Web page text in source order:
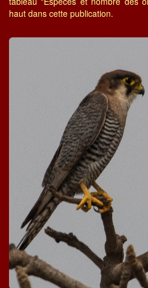
haut dans cette publication.